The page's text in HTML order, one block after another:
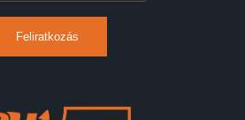
Feliratkozás